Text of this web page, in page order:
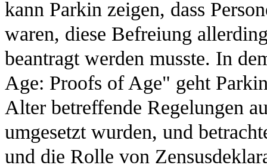
kann Parkin zeigen, dass
waren, diese Befreiung
beantragt werden musste. In
Age: Proofs of Age" geht
Alter betreffende Regelungen
umgesetzt wurden, und
und die Rolle von